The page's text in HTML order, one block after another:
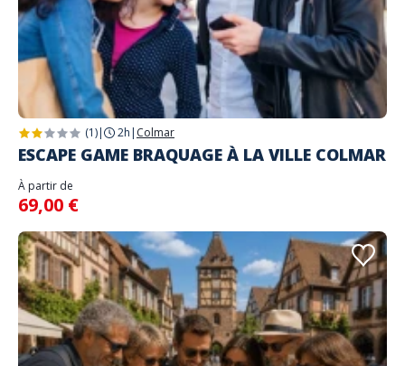
(1)| 2h | Colmar
ESCAPE GAME BRAQUAGE À LA VILLE COLMAR
À partir de
69,00 €